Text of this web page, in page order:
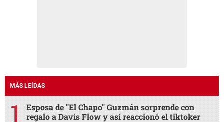
MÁS LEÍDAS
Esposa de "El Chapo" Guzmán sorprende con
regalo a Davis Flow y así reaccionó el tiktoker